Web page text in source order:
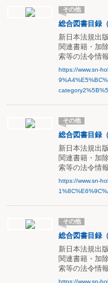
その他
総合図書目録
新日本法規出
関連書籍・加
索等の法令情
https://www.sn-
その他
総合図書目録
新日本法規出
関連書籍・加
索等の法令情
https://www.sn-
その他
総合図書目録
新日本法規出
関連書籍・加
索等の法令情
https://www.sn-